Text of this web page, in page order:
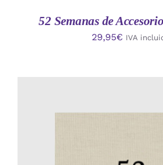
52 Semanas de
29,95€ IVA